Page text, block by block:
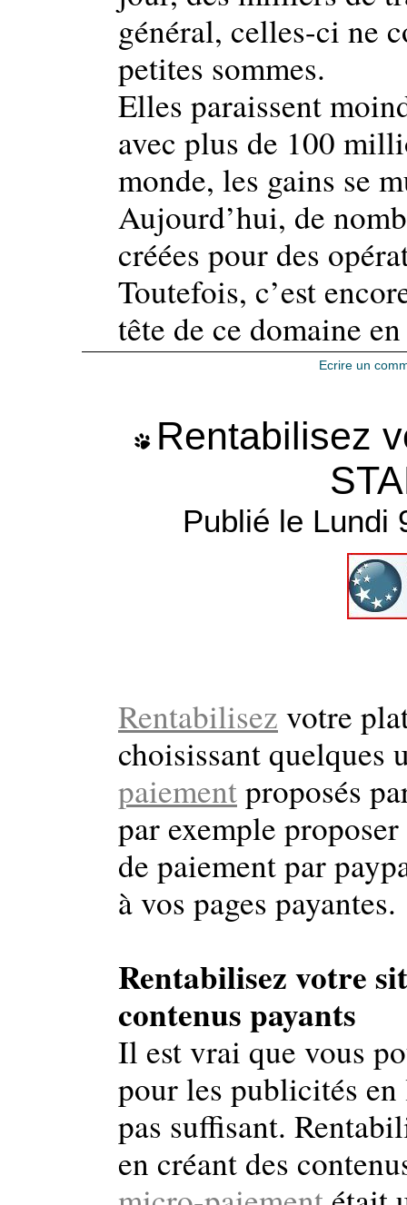
général, celles-ci ne
petites sommes.
Elles paraissent
avec plus de 100
monde, les gains se
Aujourd’hui, de
créées pour des
Toutefois, c’est
tête de ce domaine
Ecrire un
Rentabilisez
Publié le Lundi
Rentabilisez votre
choisissant quelques
paiementproposés
par exemple
de paiement par
à vos pages payantes.
Rentabilisez votre
contenus payants
Il est vrai que vous
pour les publicités en
pas suffisant.
en créant des